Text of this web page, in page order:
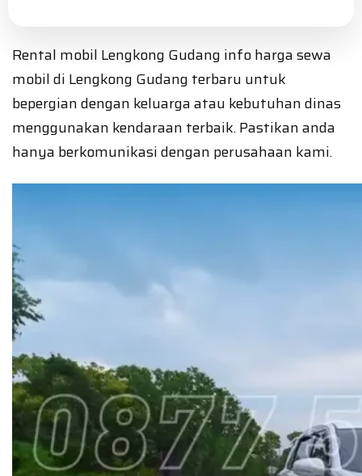
Rental mobil Lengkong Gudang info harga sewa
mobil di Lengkong Gudang terbaru untuk
bepergian dengan keluarga atau kebutuhan dinas
menggunakan kendaraan terbaik. Pastikan anda
hanya berkomunikasi dengan perusahaan kami.